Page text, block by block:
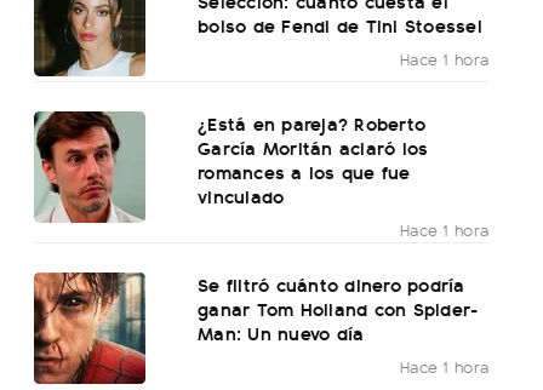
bolso de Fendi de Tini Stoessel
Hace 1 hora
¿Está en pareja? Roberto
García Moritán aclaró los
romances a los que fue
vinculado
Hace 1 hora
Se filtró cuánto dinero podría
ganar Tom Holland con Spider-
Man: Un nuevo día
Hace 1 hora